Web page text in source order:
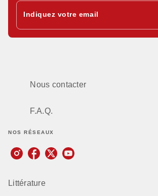
Indiquez votre email
Nous contacter
F.A.Q.
NOS RÉSEAUX
Littérature